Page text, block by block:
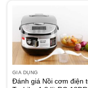
GIA DỤNG
Đánh giá Nồi cơm điện